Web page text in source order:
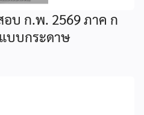
บ ก.พ. 2569 ภาค ก
บบกระดาษ